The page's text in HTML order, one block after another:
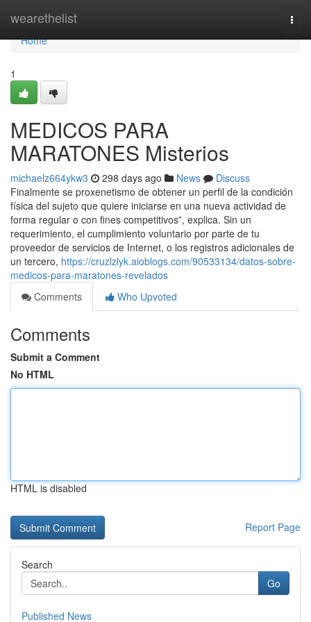
wearethelist
Home
Home
1
MEDICOS PARA
MARATONES Misterios
michaelz664ykw3 298 days ago News
Discuss
Finalmente se proxenetismo de obtener un perfil de la condición
física del sujeto que quiere iniciarse en una nueva actividad de
forma regular o con fines competitivos”, explica. Sin un
requerimiento, el cumplimiento voluntario por parte de tu
proveedor de servicios de Internet, o los registros adicionales de
un tercero, https://cruzlzlyk.aioblogs.com/90533134/datos-sobre-
medicos-para-maratones-revelados
Comments
Who Upvoted
Comments
Submit a Comment
No HTML
HTML is disabled
Report Page
Search
Go
Published News